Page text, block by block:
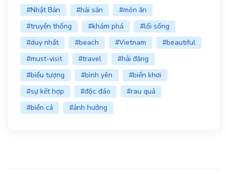
#Nhật Bản
#hải sản
#món ăn
#truyền thống
#khám phá
#lối sống
#duy nhất
#beach #Vietnam
#beautiful
#must-visit
#travel
#hải đăng
#biểu tượng
#bình yên
#biển khơi
#sự kết hợp
#độc đáo
#rau quả
#biển cả
#ảnh hưởng